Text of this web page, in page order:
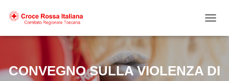
CONVEGNO SULLA VIOLENZA DI